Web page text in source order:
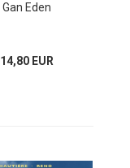
Gan Eden
14,80 EUR